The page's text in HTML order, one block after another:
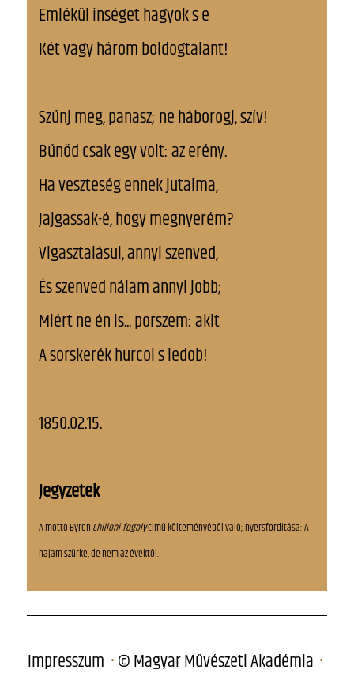
Emlékül inséget hagyok s e
Két vagy három boldogtalant!
Szűnj meg, panasz; ne háborogj, szív!
Bűnöd csak egy volt: az erény.
Ha veszteség ennek jutalma,
Jajgassak-é, hogy megnyerém?
Vigasztalásul, annyi szenved,
És szenved nálam annyi jobb;
Miért ne én is... porszem: akit
A sorskerék hurcol s ledob!
1850.02.15.
Jegyzetek
A mottó Byron Chilloni fogolycímű költeményéből való; nyersfordítása: A
hajam szürke, de nem az évektől.
Impresszum © Magyar Művészeti Akadémia